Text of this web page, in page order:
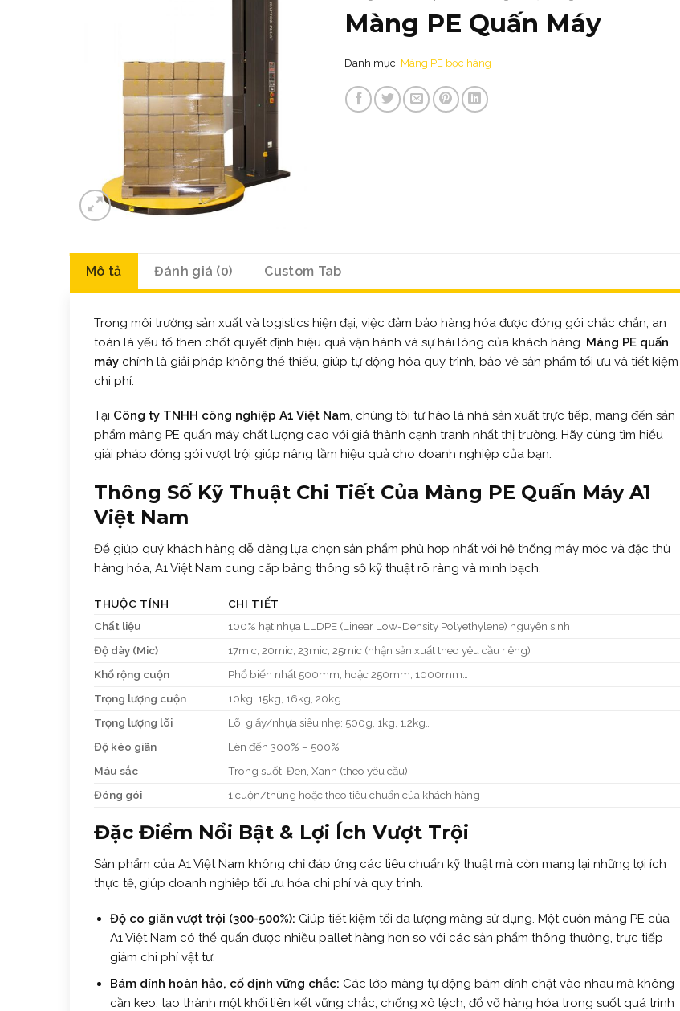
Màng PE Quấn Máy
Danh mục: Màng PE bọc hàng​
Mô tả Đánh giá (0) Custom Tab
Trong môi trường sản xuất và logistics hiện đại, việc đảm bảo hàng hóa được đóng gói chắc chắn, an
toàn là yếu tố then chốt quyết định hiệu quả vận hành và sự hài lòng của khách hàng. Màng PE quấn
máy chính là giải pháp không thể thiếu, giúp tự động hóa quy trình, bảo vệ sản phẩm tối ưu và tiết kiệm
chi phí.
Tại Công ty TNHH công nghiệp A1 Việt Nam, chúng tôi tự hào là nhà sản xuất trực tiếp, mang đến sản
phẩm màng PE quấn máy chất lượng cao với giá thành cạnh tranh nhất thị trường. Hãy cùng tìm hiểu
giải pháp đóng gói vượt trội giúp nâng tầm hiệu quả cho doanh nghiệp của bạn.
Thông Số Kỹ Thuật Chi Tiết Của Màng PE Quấn Máy A1
Việt Nam
Để giúp quý khách hàng dễ dàng lựa chọn sản phẩm phù hợp nhất với hệ thống máy móc và đặc thù
hàng hóa, A1 Việt Nam cung cấp bảng thông số kỹ thuật rõ ràng và minh bạch.
THUỘC TÍNH
CHI TIẾT
Chất liệu
100% hạt nhựa LLDPE (Linear Low-Density Polyethylene) nguyên sinh
Độ dày (Mic)
17mic, 20mic, 23mic, 25mic (nhận sản xuất theo yêu cầu riêng)
Khổ rộng cuộn
Phổ biến nhất 500mm, hoặc 250mm, 1000mm…
Trọng lượng cuộn
10kg, 15kg, 16kg, 20kg…
Trọng lượng lõi
Lõi giấy/nhựa siêu nhẹ: 500g, 1kg, 1.2kg…
Độ kéo giãn
Lên đến 300% – 500%
Màu sắc
Trong suốt, Đen, Xanh (theo yêu cầu)
Đóng gói
1 cuộn/thùng hoặc theo tiêu chuẩn của khách hàng
Đặc Điểm Nổi Bật & Lợi Ích Vượt Trội
Sản phẩm của A1 Việt Nam không chỉ đáp ứng các tiêu chuẩn kỹ thuật mà còn mang lại những lợi ích
thực tế, giúp doanh nghiệp tối ưu hóa chi phí và quy trình.
Độ co giãn vượt trội (300-500%): Giúp tiết kiệm tối đa lượng màng sử dụng. Một cuộn màng PE của
A1 Việt Nam có thể quấn được nhiều pallet hàng hơn so với các sản phẩm thông thường, trực tiếp
giảm chi phí vật tư.
Bám dính hoàn hảo, cố định vững chắc: Các lớp màng tự động bám dính chặt vào nhau mà không
cần keo, tạo thành một khối liên kết vững chắc, chống xô lệch, đổ vỡ hàng hóa trong suốt quá trình